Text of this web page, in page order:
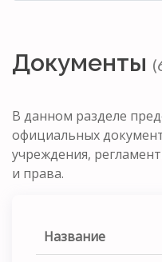
Документы
В данном разделе
официальных
учреждения,
и права.
Название